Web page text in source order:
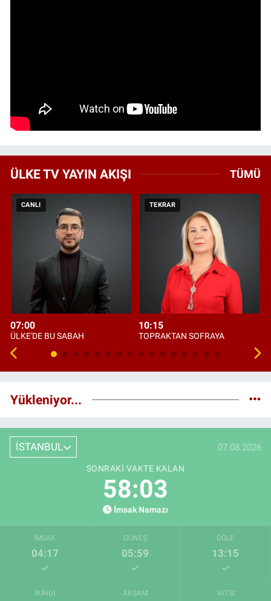
ÜLKE TV YAYIN AKIŞI TÜMÜ
CANLI
07:00
ÜLKE'DE BU SABAH
TEKRAR
10:15
TOPRAKTAN SOFRAYA
Yükleniyor...
İSTANBUL 07.08.2026
SONRAKI VAKTE KALAN
58:01
İmsak Namazı
İMSAK
04:17
GÜNEŞ
05:59
ÖĞLE
13:15
İKINDI AKŞAM YATSI